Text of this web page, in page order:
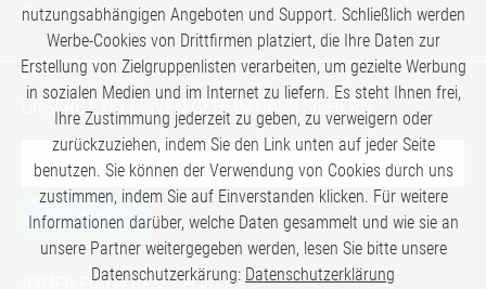
Zugreisen
UNSERE EXKLUSIVEN GEHEIMTIPPS SICHERN:
JETZT ANMELDEN
IMMER EINEN BESUCH WERT:
nutzungsabhängigen Angeboten und Support. Schließlich werden
Werbe-Cookies von Drittfirmen platziert, die Ihre Daten zur
Erstellung von Zielgruppenlisten verarbeiten, um gezielte Werbung
in sozialen Medien und im Internet zu liefern. Es steht Ihnen frei,
Ihre Zustimmung jederzeit zu geben, zu verweigern oder
zurückzuziehen, indem Sie den Link unten auf jeder Seite
benutzen. Sie können der Verwendung von Cookies durch uns
zustimmen, indem Sie auf Einverstanden klicken. Für weitere
Informationen darüber, welche Daten gesammelt und wie sie an
unsere Partner weitergegeben werden, lesen Sie bitte unsere
Datenschutzerkärung: Datenschutzerklärung